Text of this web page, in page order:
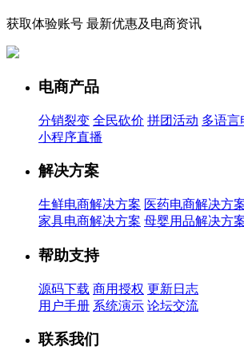
获取体验账号 最新优惠及电商资讯
电商产品
分销裂变 全民砍价 拼团活动 多语言
小程序直播
解决方案
生鲜电商解决方案 医药电商解决方
家具电商解决方案 母婴用品解决方
帮助支持
源码下载 商用授权 更新日志
用户手册 系统演示 论坛交流
联系我们